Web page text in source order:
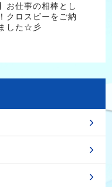
お仕事の相棒とし
クロスビーをご納
した☆彡